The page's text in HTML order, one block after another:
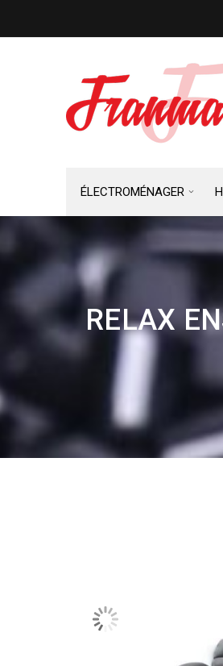
ÉLECTROMÉNAGER
RELAX